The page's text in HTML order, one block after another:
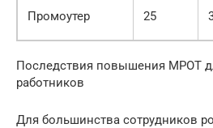
Промоутер 25
Последствия повышения МРОТ
работников
Для большинства сотрудников